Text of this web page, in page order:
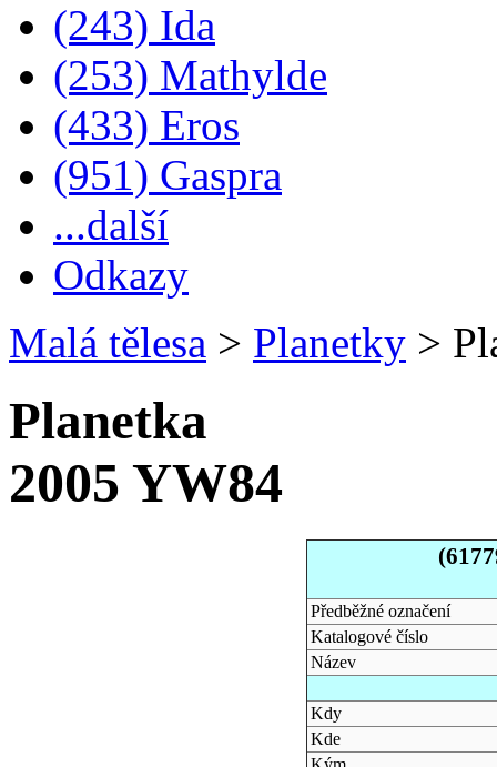
(243) Ida
(253) Mathylde
(433) Eros
(951) Gaspra
...další
Odkazy
Malá tělesa > Planetky >
Planetka
2005 YW84
Předběžné označení
Katalogové číslo
Název
Kdy
Kde